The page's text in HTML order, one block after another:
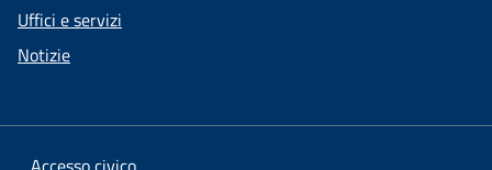
Uffici e servizi
Notizie